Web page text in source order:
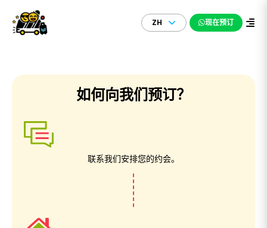
ZH 现在预订
如何向我们预订？
联系我们安排您的约会。